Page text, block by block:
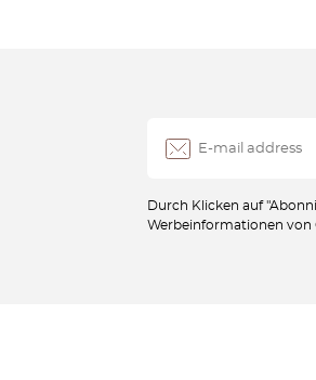
Durch Klicken auf
Werbeinformationen von